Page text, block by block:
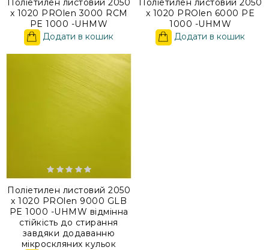
Поліетилен листовий 2050
x 1020 PROlen 3000 RCM
PE 1000 -UHMW
Додати в кошик
Поліетилен листовий 2050
x 1020 PROlen 6000 PE
1000 -UHMW
Додати в кошик
Поліетилен листовий 2050
x 1020 PROlen 9000 GLB
PE 1000 -UHMW відмінна
стійкість до стирання
завдяки додаванню
мікроскляних кульок